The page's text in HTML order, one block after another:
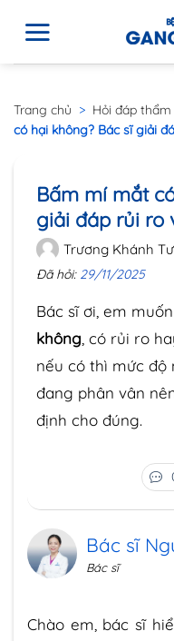
Trang chủ > Hỏi đáp
có hại không? Bác sĩ giải
Bấm mí mắt
giải đáp rủi ro
Trương Khánh
Đã hỏi: 29/11/2025
Bác sĩ ơi, em
không , có rủi ro
nếu có thì mức độ
đang phân vân
định cho đúng.
Bác sĩ
Bác sĩ
Chào em, bác sĩ